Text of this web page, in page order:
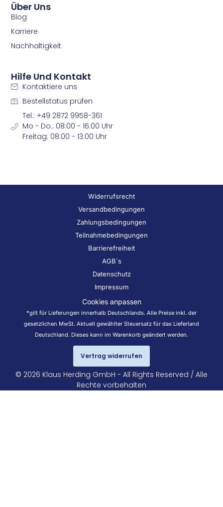
Über Uns
Blog
Karriere
Nachhaltigkeit
Hilfe Und Kontakt
Kontaktiere uns
Bestellstatus prüfen
Tel.: +49 2872 9958-361
Mo - Do.: 08:00 - 16:00 Uhr
Freitag: 08:00 - 13:00 Uhr
Widerrufsrecht
Versandbedingungen
Zahlungsbedingungen
Teilnahmebedingungen
Barrierefreiheit
AGB´s
Datenschutz
Impressum
Cookies anpassen
*gilt für Lieferungen innerhalb Deutschlands. Alle Preise inkl. der
gesetzlichen MwSt. Aktuell gewählter Steuersatz für das Lieferland
Deutschland. Dieses kann im Warenkorb geändert werden.
Vertrag widerrufen
© 2026 Klaus Herding GmbH - All Rights Reserved / Alle
Rechte vorbehalten